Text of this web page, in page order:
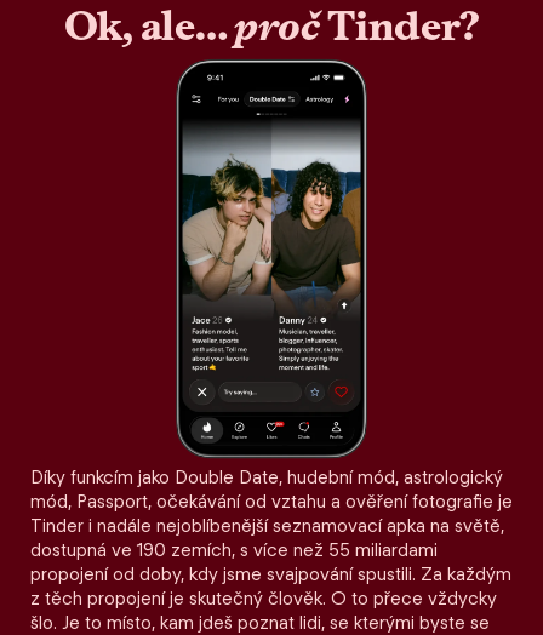
Ok, ale…pročTinder?
Díky funkcím jako Double Date, hudební mód, astrologický
mód, Passport, očekávání od vztahu a ověření fotografie je
Tinder i nadále nejoblíbenější seznamovací apka na světě,
dostupná ve 190 zemích, s více než 55 miliardami
propojení od doby, kdy jsme svajpování spustili. Za každým
z těch propojení je skutečný člověk. O to přece vždycky
šlo. Je to místo, kam jdeš poznat lidi, se kterými byste se